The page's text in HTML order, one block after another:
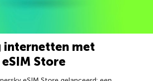
internetten met
Store